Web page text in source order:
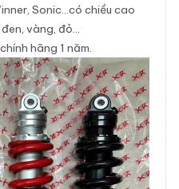
Sonic…có chiều cao
vàng, đỏ…
hãng 1 năm.